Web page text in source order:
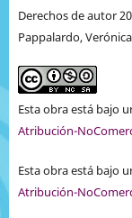
Derechos de autor
Pappalardo,
Esta obra está bajo
Atribución-
Esta obra está bajo
Atribución-